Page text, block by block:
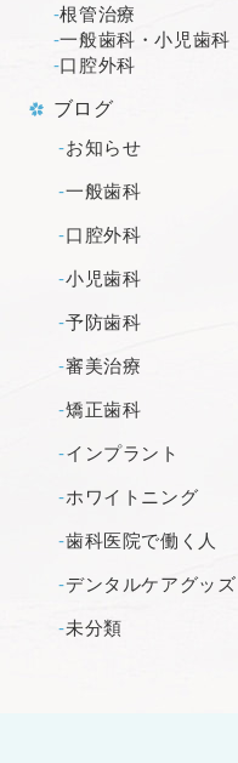
根管治療
一般歯科・小児歯科
口腔外科
ブログ
お知らせ
一般歯科
口腔外科
小児歯科
予防歯科
審美治療
矯正歯科
インプラント
ホワイトニング
歯科医院で働く人
デンタルケアグッズ
未分類